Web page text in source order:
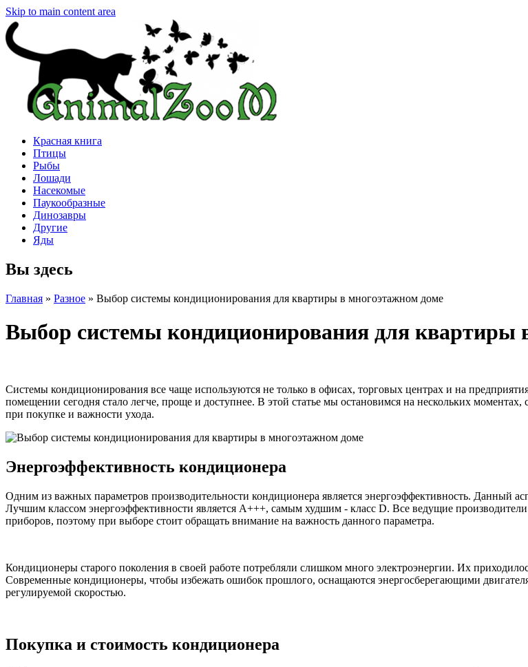
Skip to main content area
Красная книга
Птицы
Рыбы
Лошади
Насекомые
Паукообразные
Динозавры
Другие
Яды
Вы здесь
Главная » Разное » Выбор системы кондиционирования для квартиры в многоэтажном доме
Выбор системы кондиционирования для квартиры
Системы кондиционирования все чаще используются не только в офисах, торговых центрах и на
помещении сегодня стало легче, проще и доступнее. В этой статье мы остановимся на нескольких
при покупке и важности ухода.
Энергоэффективность кондиционера
Одним из важных параметров производительности кондиционера является энергоэффективность. Данный
Лучшим классом энергоэффективности является А+++, самым худшим - класс D. Все ведущие
приборов, поэтому при выборе стоит обращать внимание на важность данного параметра.
Кондиционеры старого поколения в своей работе потребляли слишком много электроэнергии. Их
Современные кондиционеры, чтобы избежать ошибок прошлого, оснащаются энергосберегающими
регулируемой скоростью.
Покупка и стоимость кондиционера